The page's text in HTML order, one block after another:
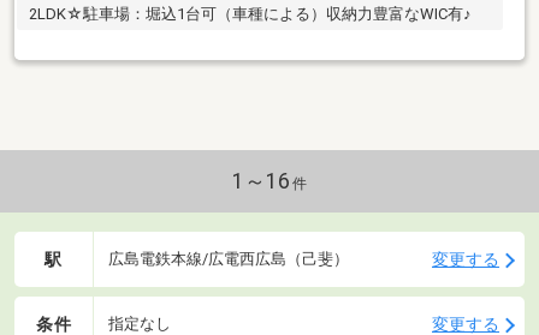
2LDK☆駐車場：堀込1台可（車種による）収納力豊富なWIC有♪
1～16 件
駅 広島電鉄本線/広電西広島（己斐） 変更する
条件 指定なし 変更する